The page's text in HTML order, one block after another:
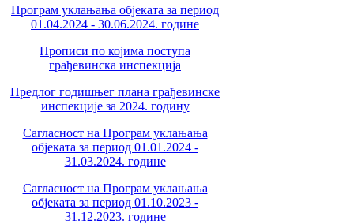
Програм уклањања објеката за период
01.04.2024 - 30.06.2024. године
Прописи по којима поступа
грађевинска инспекција
Предлог годишњег плана грађевинске
инспекције за 2024. годину
Сагласност на Програм уклањања
објеката за период 01.01.2024 -
31.03.2024. године
Сагласност на Програм уклањања
објеката за период 01.10.2023 -
31.12.2023. године